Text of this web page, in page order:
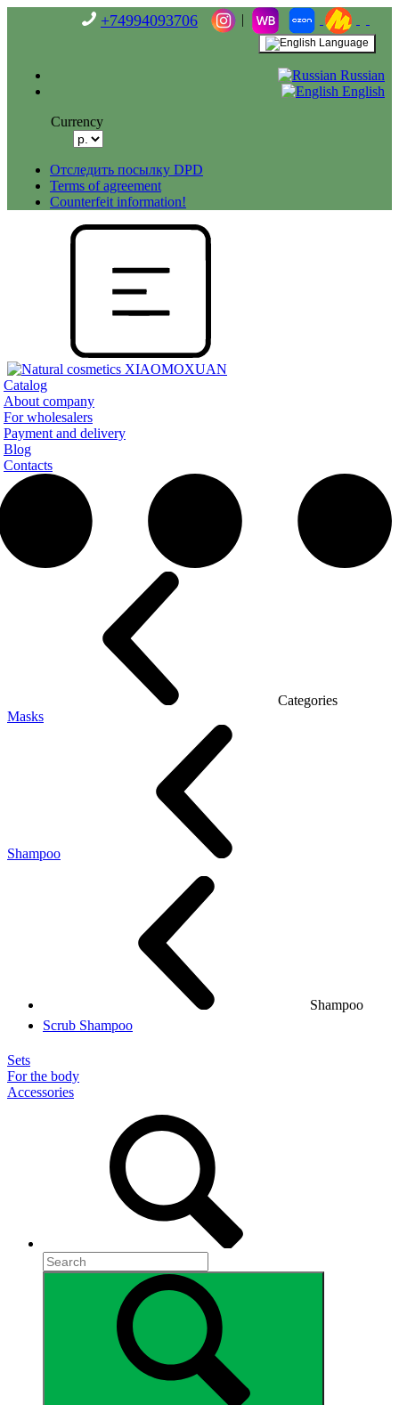
+74994093706 |
Language
Russian
English
Currency
Отследить посылку DPD
Terms of agreement
Counterfeit information!
Catalog
About company
For wholesalers
Payment and delivery
Blog
Contacts
Categories
Masks
Shampoo
Shampoo
Scrub Shampoo
Sets
For the body
Accessories